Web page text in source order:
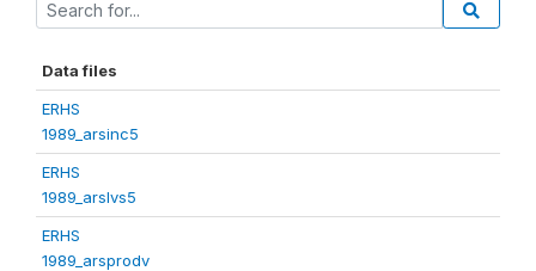
Data files
ERHS
1989_arsinc5
ERHS
1989_arslvs5
ERHS
1989_arsprodv